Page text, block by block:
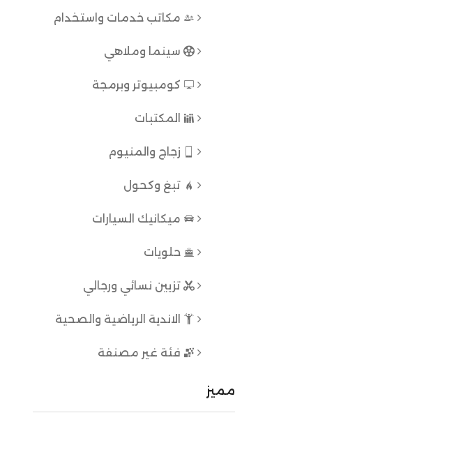
مكاتب خدمات واستخدام
سينما وملاهي
كومبيوتر وبرمجة
المكتبات
زجاج والمنيوم
تبغ وكحول
ميكانيك السيارات
حلويات
تزيين نسائي ورجالي
الاندية الرياضية والصحية
فئة غير مصنفة
مميز